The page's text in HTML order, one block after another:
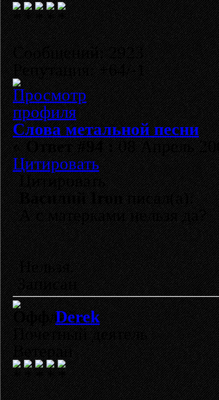
Сообщений: 2923
Репутация: +64/-1
Слова метальной песни
«Ответ #94 :08 Апрель
Цитировать
Цитировать
Василий Ironписал(а):
А с матерками нельзя да?
Нельзя.
Записан
Derek
Почетный деятель
Ветеран